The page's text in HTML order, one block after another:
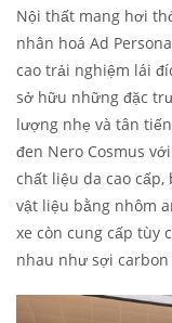
Nội thất mang hơi
nhân hoá Ad
cao trải nghiệm lái
sở hữu những đặc
lượng nhẹ và tân
đen Nero Cosmus
chất liệu da cao
vật liệu bằng nhôm
xe còn cung cấp tùy
nhau như sợi